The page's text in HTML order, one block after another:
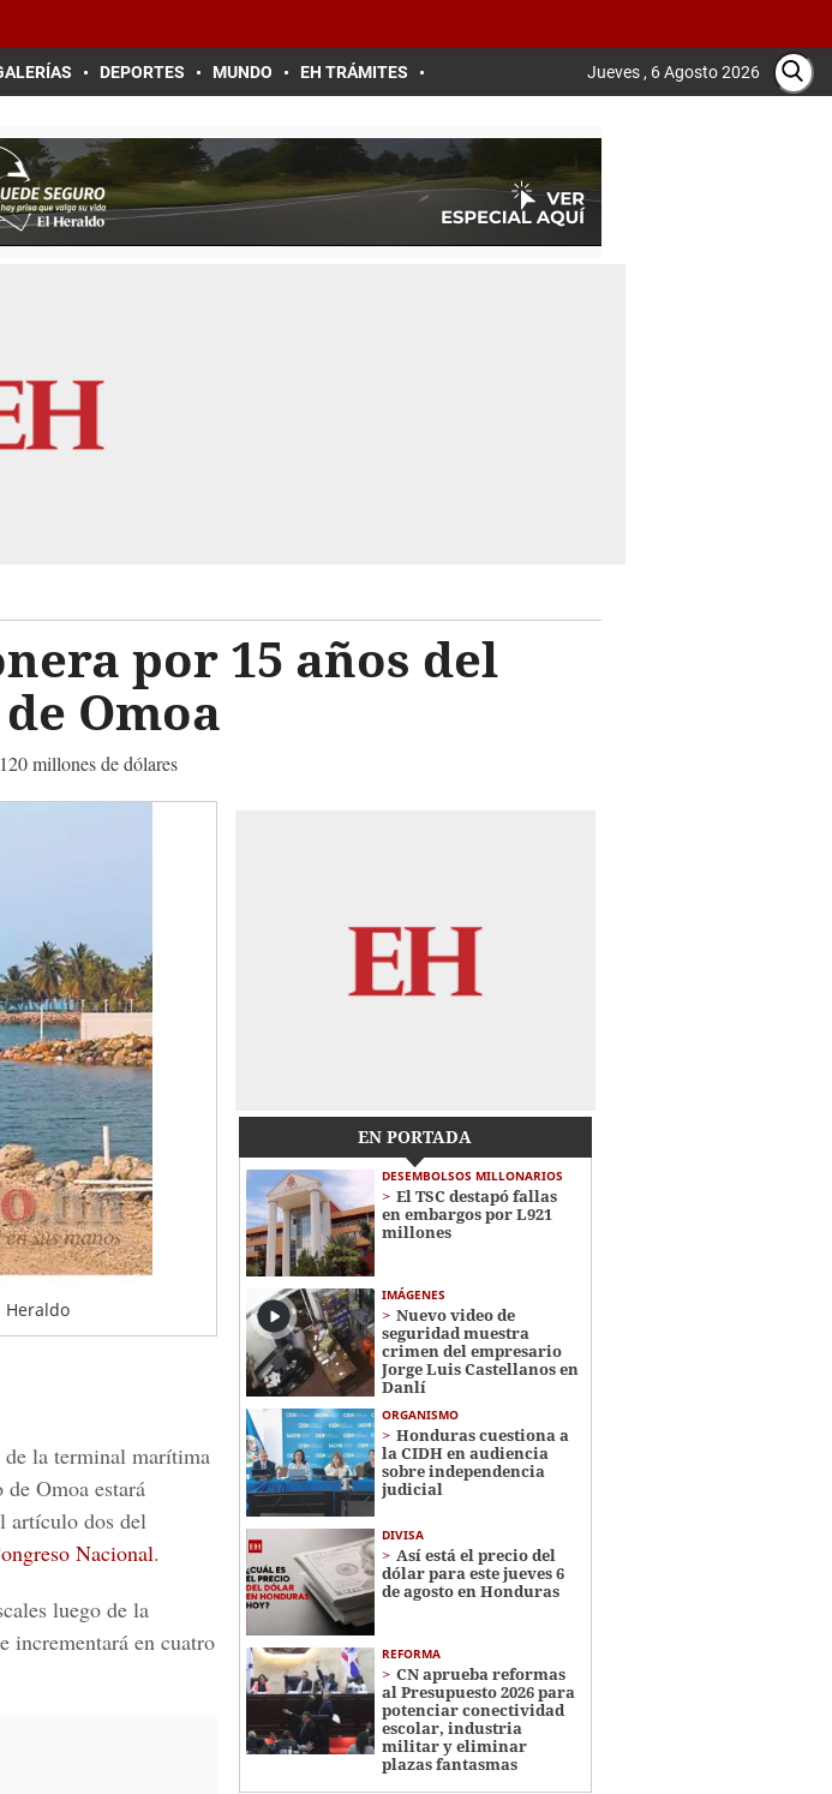
DEPORTES MUNDO EH TRÁMITES Jueves , 6 Agosto 2026
por 15 años del
Omoa
millones de dólares
Heraldo
de la terminal marítima
Omoa estará
artículo dos del
Nacional.
luego de la
incrementará en cuatro
EN PORTADA
DESEMBOLSOS MILLONARIOS
El TSC destapó fallas
en embargos por L921
millones
IMÁGENES
Nuevo video de
seguridad muestra
crimen del empresario
Jorge Luis Castellanos en
Danlí
ORGANISMO
Honduras cuestiona a
la CIDH en audiencia
sobre independencia
judicial
DIVISA
Así está el precio del
dólar para este jueves 6
de agosto en Honduras
REFORMA
CN aprueba reformas
al Presupuesto 2026 para
potenciar conectividad
escolar, industria
militar y eliminar
plazas fantasmas